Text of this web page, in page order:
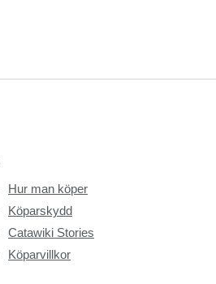
Hur man köper
Köparskydd
Catawiki Stories
Köparvillkor